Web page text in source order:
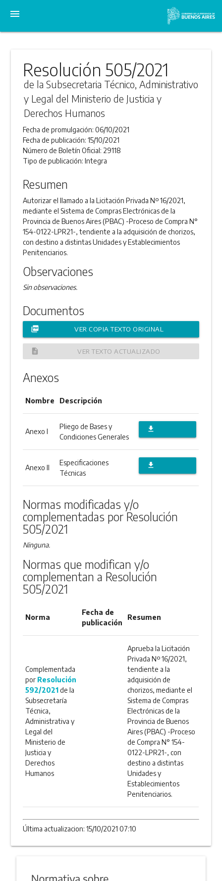
menu
Resolución 505/2021
de la Subsecretaria Técnico, Administrativo
y Legal del Ministerio de Justicia y
Derechos Humanos
Fecha de promulgación:06/10/2021
Fecha de publicación:15/10/2021
Número de Boletín Oficial: 29118
Tipo de publicación:Integra
Resumen
Autorizar el llamado a la Licitación Privada Nº 16/2021,
mediante el Sistema de Compras Electrónicas de la
Provincia de Buenos Aires (PBAC) -Proceso de Compra N°
154-0122-LPR21-, tendiente a la adquisición de chorizos,
con destino a distintas Unidades y Establecimientos
Penitenciarios.
Observaciones
Sin observaciones.
Documentos
picture_as_pdf VER COPIA TEXTO ORIGINAL
description VER TEXTO ACTUALIZADO
Anexos
Nombre Descripción
Anexo I
Pliego de Bases y
Condiciones Generales
file_download
Anexo II
Especificaciones
Técnicas
file_download
Normas modificadas y/o
complementadas por Resolución
505/2021
Ninguna.
Normas que modifican y/o
complementan a Resolución
505/2021
Norma
Fecha de
publicación
Resumen
Complementada
por Resolución
592/2021de la
Subsecretaría
Técnica,
Administrativa y
Legal del
Ministerio de
Justicia y
Derechos
Humanos
Aprueba la Licitación
Privada Nº 16/2021,
tendiente a la
adquisición de
chorizos, mediante el
Sistema de Compras
Electrónicas de la
Provincia de Buenos
Aires (PBAC) -Proceso
de Compra N° 154-
0122-LPR21-, con
destino a distintas
Unidades y
Establecimientos
Penitenciarios.
Última actualizacion: 15/10/2021 07:10